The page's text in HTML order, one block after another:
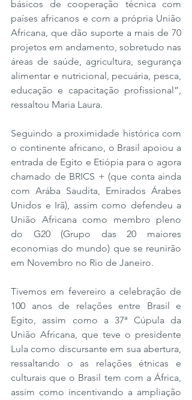
básicos de cooperação técnica com
países africanos e com a própria União
Africana, que dão suporte a mais de 70
projetos em andamento, sobretudo nas
áreas de saúde, agricultura, segurança
alimentar e nutricional, pecuária, pesca,
educação e capacitação profissional”,
ressaltou Maria Laura.
Seguindo a proximidade histórica com
o continente africano, o Brasil apoiou a
entrada de Egito e Etiópia para o agora
chamado de BRICS + (que conta ainda
com Arába Saudita, Emirados Árabes
Unidos e Irã), assim como defendeu a
União Africana como membro pleno
do G20 (Grupo das 20 maiores
economias do mundo) que se reunirão
em Novembro no Rio de Janeiro.
Tivemos em fevereiro a celebração de
100 anos de relações entre Brasil e
Egito, assim como a 37ª Cúpula da
União Africana, que teve o presidente
Lula como discursante em sua abertura,
ressaltando o as relações étnicas e
culturais que o Brasil tem com a África,
assim como incentivando a ampliação